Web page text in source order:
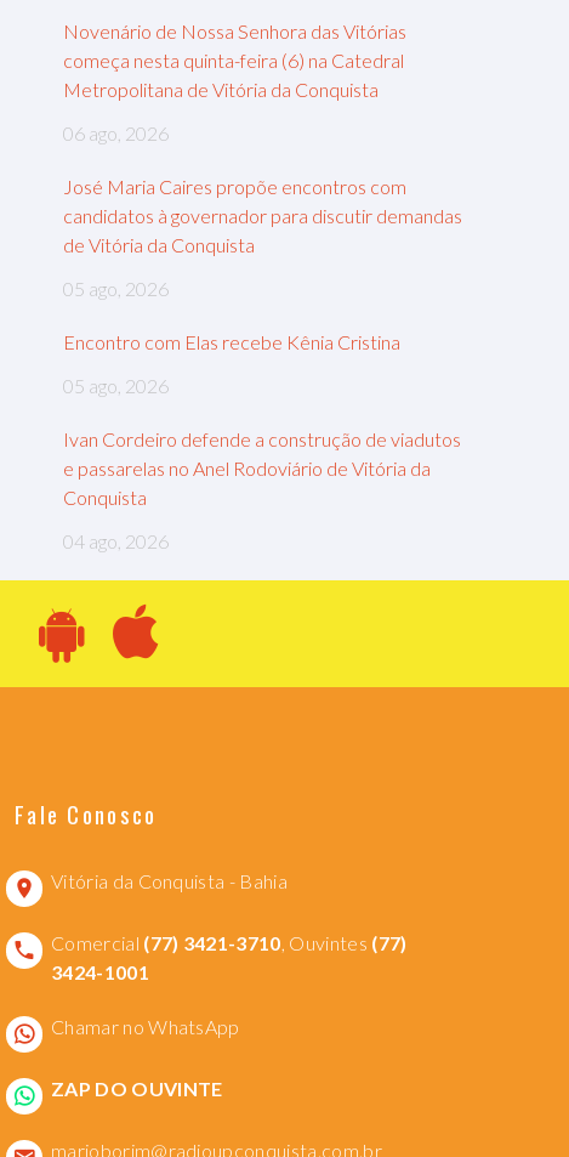
Novenário de Nossa Senhora das Vitórias
começa nesta quinta-feira (6) na Catedral
Metropolitana de Vitória da Conquista
06 ago, 2026
José Maria Caires propõe encontros com
candidatos à governador para discutir demandas
de Vitória da Conquista
05 ago, 2026
Encontro com Elas recebe Kênia Cristina
05 ago, 2026
Ivan Cordeiro defende a construção de viadutos
e passarelas no Anel Rodoviário de Vitória da
Conquista
04 ago, 2026
Fale Conosco
Vitória da Conquista - Bahia
Comercial (77) 3421-3710 , Ouvintes (77)
3424-1001
Chamar no WhatsApp
ZAP DO OUVINTE
marioborim@radioupconquista.com.br